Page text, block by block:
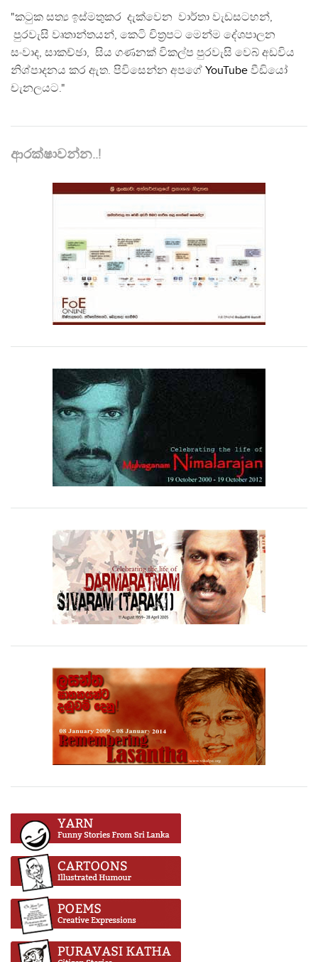
"කටුක සත්‍ය ඉස්මතුකර දැක්වෙන වාර්තා වැඩසටහන්,
පුරවැසි වෘතාන්තයන්, කෙටි චිත්‍රපට මෙන්ම දේශපාලන
සංවාද, සාකච්ඡා, සිය ගණනක් විකල්ප පුරවැසි වෙබ් අඩවිය
නිශ්පාදනය කර ඇත. පිවිසෙන්න අපගේ YouTube වීඩියෝ
චැනලයට."
ආරක්ෂාවන්න..!